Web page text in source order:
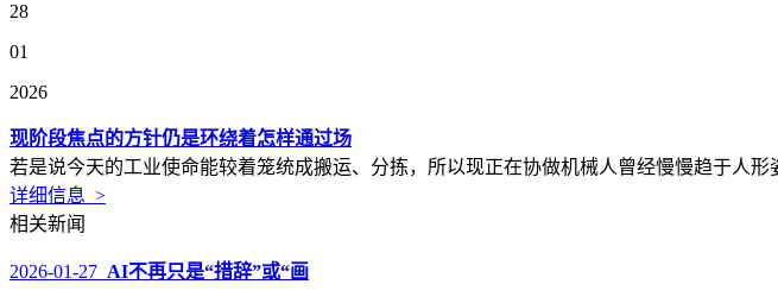
28
01
2026
现阶段焦点的方针仍是环绕着怎样通过场
若是说今天的工业使命能较着笼统成搬运、分拣，所以现正在协做机械人曾经慢慢趋于人
详细信息 >
相关新闻
2026-01-27 AI不再只是“措辞”或“画